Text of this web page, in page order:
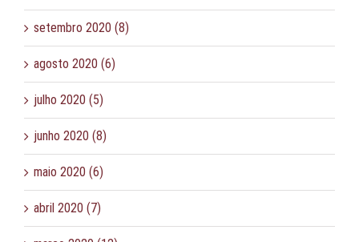
setembro 2020 (8)
agosto 2020 (6)
julho 2020 (5)
junho 2020 (8)
maio 2020 (6)
abril 2020 (7)